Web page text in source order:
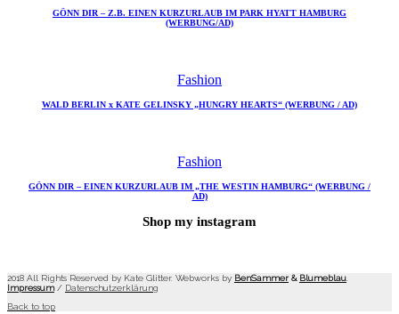
GÖNN DIR – Z.B. EINEN KURZURLAUB IM PARK HYATT HAMBURG
(WERBUNG/AD)
Fashion
WALD BERLIN x KATE GELINSKY „HUNGRY HEARTS“ (WERBUNG / AD)
Fashion
GÖNN DIR – EINEN KURZURLAUB IM „THE WESTIN HAMBURG“ (WERBUNG /
AD)
Shop my instagram
2018 All Rights Reserved by Kate Glitter. Webworks by BenSammer & Blumeblau
Impressum/ Datenschutzerklärung
Back to top